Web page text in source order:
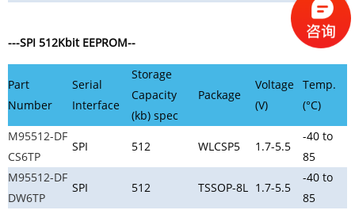
---SPI 512Kbit EEPROM--
Part
Number
Serial
Interface
Storage
Capacity
(kb) spec
Package
Voltage
(V)
Temp.
(°C)
M95512-DF
CS6TP
SPI 512 WLCSP5 1.7-5.5
-40 to
85
M95512-DF
DW6TP
SPI 512 TSSOP-8L 1.7-5.5
-40 to
85